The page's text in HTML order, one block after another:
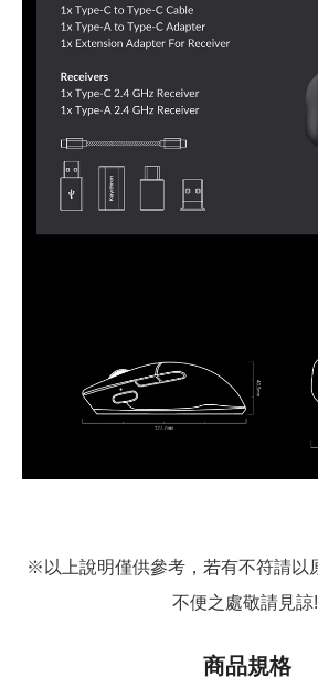
※以上說明僅供參考，若有不符請以
不便之處敬請見諒
商品規格